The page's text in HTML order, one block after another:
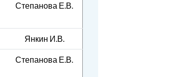
Степанова Е.В.
Янкин И.В.
Степанова Е.В.